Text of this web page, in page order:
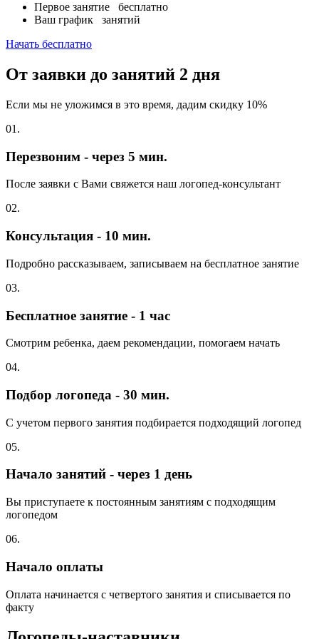
Первое занятие бесплатно
Ваш график занятий
Начать бесплатно
От заявки до занятий 2 дня
Если мы не уложимся в это время, дадим скидку 10%
01.
Перезвоним - через 5 мин.
После заявки с Вами свяжется наш логопед-консультант
02.
Консультация - 10 мин.
Подробно рассказываем, записываем на бесплатное занятие
03.
Бесплатное занятие - 1 час
Смотрим ребенка, даем рекомендации, помогаем начать
04.
Подбор логопеда - 30 мин.
С учетом первого занятия подбирается подходящий логопед
05.
Начало занятий - через 1 день
Вы приступаете к постоянным занятиям с подходящим
логопедом
06.
Начало оплаты
Оплата начинается с четвертого занятия и списывается по
факту